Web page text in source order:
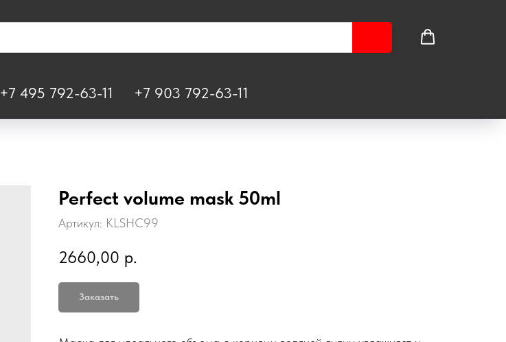
+7 495 792-63-11 +7 903 792-63-11
Perfect volume mask 50ml
Артикул: KLSHC99
2660,00 р.
Заказать